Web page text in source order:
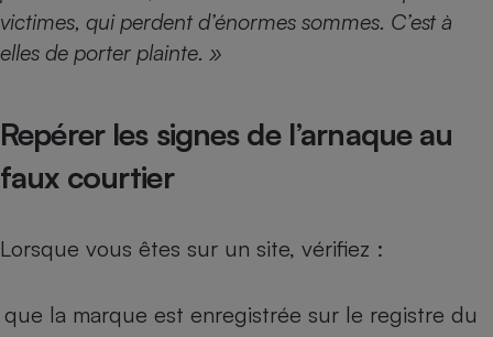
victimes, qui perdent d’énormes sommes. C’est à
elles de porter plainte. »
Repérer les signes de l’arnaque au
faux courtier
Lorsque vous êtes sur un site, vérifiez :
que la marque est enregistrée sur le registre du